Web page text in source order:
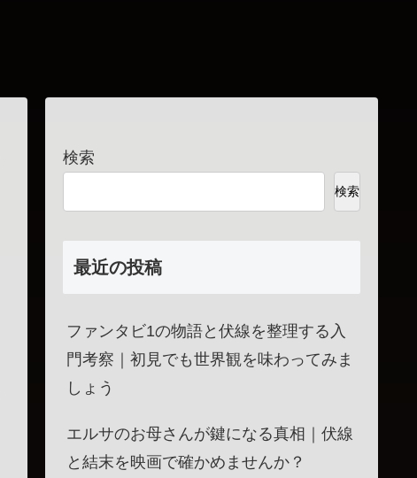
検索
検索
最近の投稿
ファンタビ1の物語と伏線を整理する入
門考察｜初見でも世界観を味わってみま
しょう
エルサのお母さんが鍵になる真相｜伏線
と結末を映画で確かめませんか？